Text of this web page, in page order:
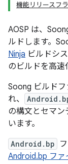
機能リリースフ
AOSP は、
ルドします。
Ninja ビルドシ
のビルドを高速
Soong ビルド
れ、
の構文とセマン
います。
Android.bp
Android.bp ファ